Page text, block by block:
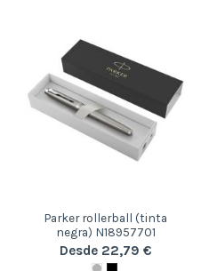
Parker rollerball (tinta
negra) N18957701
Desde 22,79 €